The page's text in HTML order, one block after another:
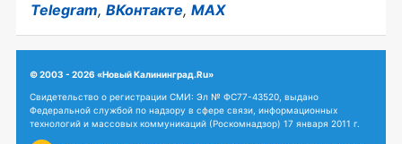
Telegram, ВКонтакте, MAX
© 2003 - 2026 «Новый Калининград.Ru»
Свидетельство о регистрации СМИ: Эл № ФС77-43520, выдано
Федеральной службой по надзору в сфере связи, информационных
технологий и массовых коммуникаций (Роскомнадзор) 17 января 2011 г.